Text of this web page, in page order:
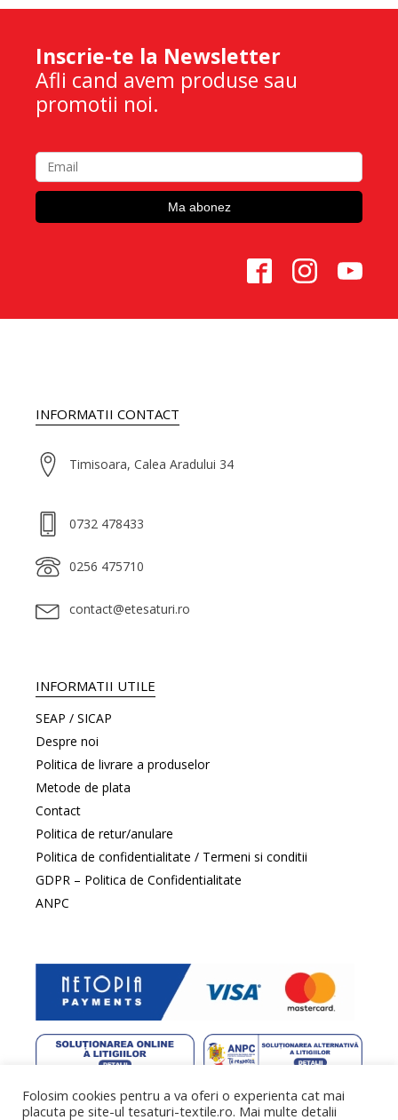
Inscrie-te la Newsletter
Afli cand avem produse sau
promotii noi.
INFORMATII CONTACT
Timisoara, Calea Aradului 34
0732 478433
0256 475710
contact@etesaturi.ro
INFORMATII UTILE
SEAP / SICAP
Despre noi
Politica de livrare a produselor
Metode de plata
Contact
Politica de retur/anulare
Politica de confidentialitate / Termeni si conditii
GDPR – Politica de Confidentialitate
ANPC
web design by DowMedia |gazduire webby SpeedHost
Folosim cookies pentru a va oferi o experienta cat mai
placuta pe site-ul tesaturi-textile.ro. Mai multe detalii